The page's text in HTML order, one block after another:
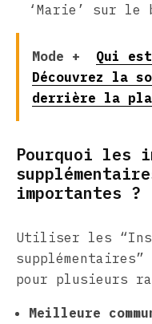
‘Marie’ sur le
Mode +
Qui
Découvrez la
derrière la
Pourquoi les
importantes ?
Utiliser les
pour plusieurs
Meilleure